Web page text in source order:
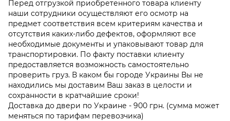
Перед отгрузкой приобретенного товара клиенту
наши сотрудники осуществляют его осмотр на
предмет соответствия всем критериям качества и
отсутствия каких-либо дефектов, оформляют все
необходимые документы и упаковывают товар для
транспортировки. По факту поставки клиенту
предоставляется возможность самостоятельно
проверить груз. В каком бы городе Украины Вы не
находились мы доставим Ваш заказ в целости и
сохранности в кратчайшие сроки!
Доставка до двери по Украине - 900 грн. (сумма может
меняться по тарифам перевозчика)